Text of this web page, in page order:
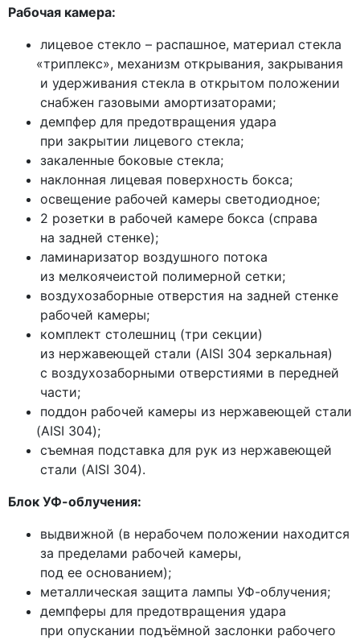
Рабочая камера:
лицевое стекло – распашное, материал стекла
«триплекс», механизм открывания, закрывания
и удерживания стекла в открытом положении
снабжен газовыми амортизаторами;
демпфер для предотвращения удара
при закрытии лицевого стекла;
закаленные боковые стекла;
наклонная лицевая поверхность бокса;
освещение рабочей камеры светодиодное;
2 розетки в рабочей камере бокса (справа
на задней стенке);
ламинаризатор воздушного потока
из мелкоячеистой полимерной сетки;
воздухозаборные отверстия на задней стенке
рабочей камеры;
комплект столешниц (три секции)
из нержавеющей стали (AISI 304 зеркальная)
с воздухозаборными отверстиями в передней
части;
поддон рабочей камеры из нержавеющей стали
(AISI 304);
съемная подставка для рук из нержавеющей
стали (AISI 304).
Блок УФ-облучения:
выдвижной (в нерабочем положении находится
за пределами рабочей камеры,
под ее основанием);
металлическая защита лампы УФ-облучения;
демпферы для предотвращения удара
при опускании подъёмной заслонки рабочего